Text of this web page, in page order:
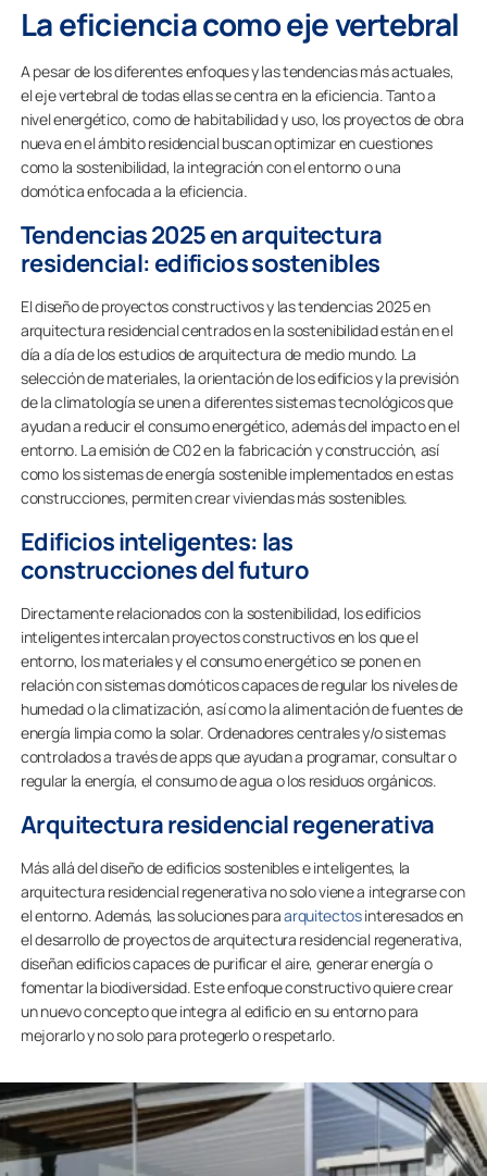
La eficiencia como eje vertebral
A pesar de los diferentes enfoques y las tendencias más actuales,
el eje vertebral de todas ellas se centra en la eficiencia. Tanto a
nivel energético, como de habitabilidad y uso, los proyectos de obra
nueva en el ámbito residencial buscan optimizar en cuestiones
como la sostenibilidad, la integración con el entorno o una
domótica enfocada a la eficiencia.
Tendencias 2025 en arquitectura
residencial: edificios sostenibles
El diseño de proyectos constructivos y las tendencias 2025 en
arquitectura residencial centrados en la sostenibilidad están en el
día a día de los estudios de arquitectura de medio mundo. La
selección de materiales, la orientación de los edificios y la previsión
de la climatología se unen a diferentes sistemas tecnológicos que
ayudan a reducir el consumo energético, además del impacto en el
entorno. La emisión de C02 en la fabricación y construcción, así
como los sistemas de energía sostenible implementados en estas
construcciones, permiten crear viviendas más sostenibles.
Edificios inteligentes: las
construcciones del futuro
Directamente relacionados con la sostenibilidad, los edificios
inteligentes intercalan proyectos constructivos en los que el
entorno, los materiales y el consumo energético se ponen en
relación con sistemas domóticos capaces de regular los niveles de
humedad o la climatización, así como la alimentación de fuentes de
energía limpia como la solar. Ordenadores centrales y/o sistemas
controlados a través de apps que ayudan a programar, consultar o
regular la energía, el consumo de agua o los residuos orgánicos.
Arquitectura residencial regenerativa
Más allá del diseño de edificios sostenibles e inteligentes, la
arquitectura residencial regenerativa no solo viene a integrarse con
el entorno. Además, las soluciones paraarquitectosinteresados en
el desarrollo de proyectos de arquitectura residencial regenerativa,
diseñan edificios capaces de purificar el aire, generar energía o
fomentar la biodiversidad. Este enfoque constructivo quiere crear
un nuevo concepto que integra al edificio en su entorno para
mejorarlo y no solo para protegerlo o respetarlo.